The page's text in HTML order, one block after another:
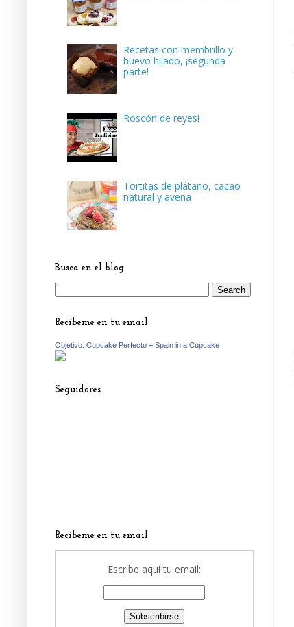
Recetas con membrillo y
huevo hilado, ¡segunda
parte!
Roscón de reyes!
Tortitas de plátano, cacao
natural y avena
Busca en el blog
Recíbeme en tu email
Objetivo: Cupcake Perfecto + Spain in a Cupcake
Seguidores
Recíbeme en tu email
Escribe aquí tu email: